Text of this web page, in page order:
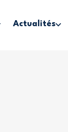
Actualités